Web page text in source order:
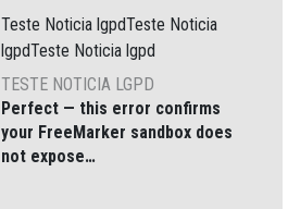
Teste Noticia lgpdTeste Noticia
lgpdTeste Noticia lgpd
TESTE NOTICIA LGPD
Perfect — this error confirms
your FreeMarker sandbox does
not expose